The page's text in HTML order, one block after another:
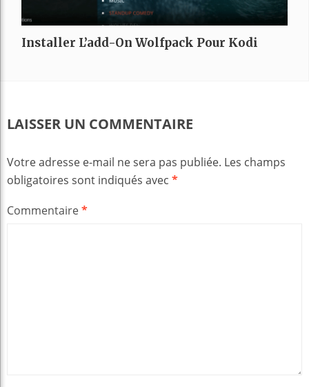
Installer L’add-On Wolfpack Pour Kodi
LAISSER UN COMMENTAIRE
Votre adresse e-mail ne sera pas publiée. Les champs
obligatoires sont indiqués avec *
Commentaire*